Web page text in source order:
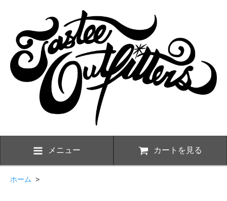
メニュー カートを見る
ホーム >